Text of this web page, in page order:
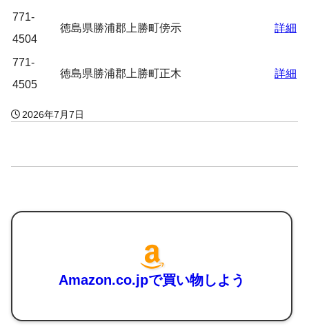
771-
4504
徳島県勝浦郡上勝町傍示 詳細
771-
4505
徳島県勝浦郡上勝町正木 詳細
2026年7月7日
Amazon.co.jpで買い物しよう